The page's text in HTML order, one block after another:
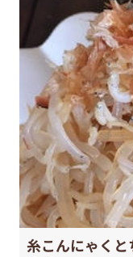
糸こんにゃく